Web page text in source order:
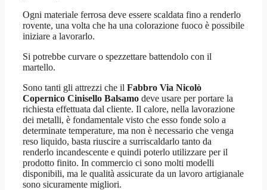
Ogni materiale ferrosa deve essere scaldata fino a renderlo
rovente, una volta che ha una colorazione fuoco è possibile
iniziare a lavorarlo.
Si potrebbe curvare o spezzettare battendolo con il
martello.
Sono tanti gli attrezzi che il Fabbro Via Nicolò
Copernico Cinisello Balsamo deve usare per portare la
richiesta effettuata dal cliente. Il calore, nella lavorazione
dei metalli, è fondamentale visto che esso fonde solo a
determinate temperature, ma non è necessario che venga
reso liquido, basta riuscire a surriscaldarlo tanto da
renderlo incandescente e quindi poterlo utilizzare per il
prodotto finito. In commercio ci sono molti modelli
disponibili, ma le qualità assicurate da un lavoro artigianale
sono sicuramente migliori.